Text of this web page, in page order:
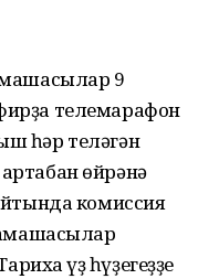
9
телемарафон
һәр теләгән
өйрәнә
комиссия
үҙ һүҙегеҙҙе